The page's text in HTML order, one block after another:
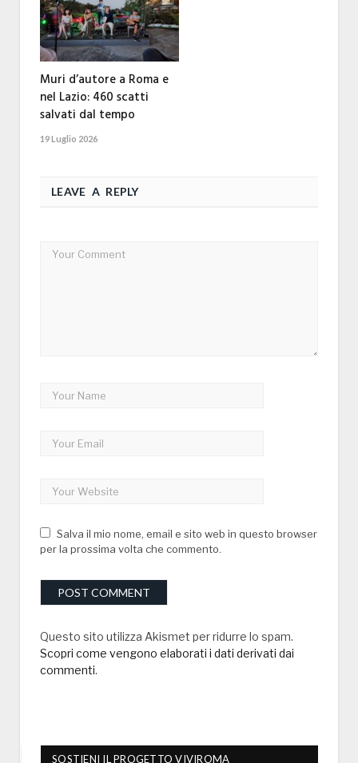
Muri d’autore a Roma e
nel Lazio: 460 scatti
salvati dal tempo
19 Luglio 2026
LEAVE A REPLY
Salva il mio nome, email e sito web in questo browser
per la prossima volta che commento.
Questo sito utilizza Akismet per ridurre lo spam.
Scopri come vengono elaborati i dati derivati dai
commenti.
SOSTIENI IL PROGETTO VIVIROMA